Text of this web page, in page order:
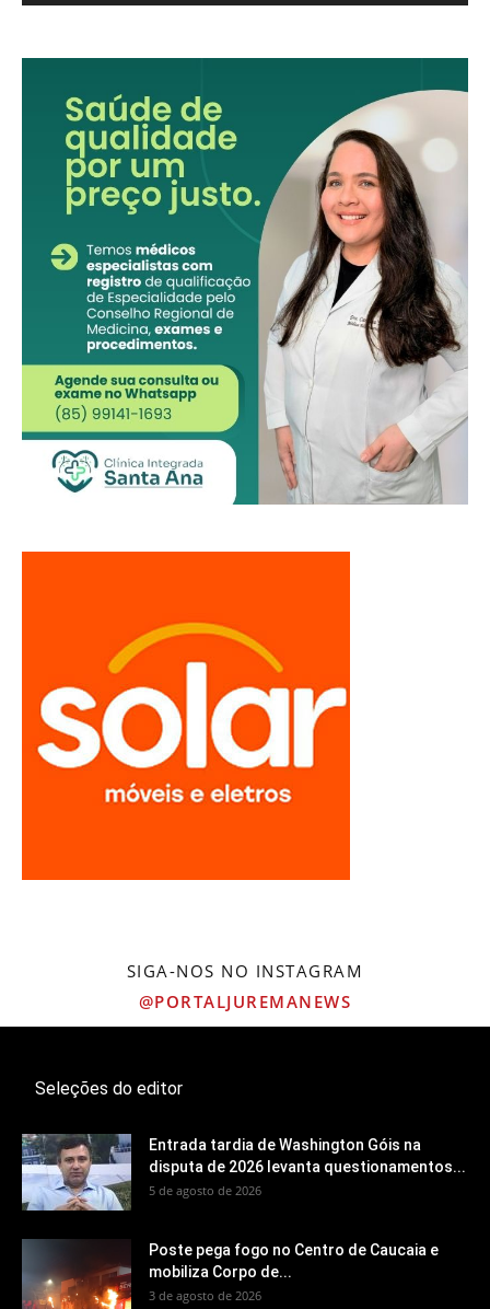
SIGA-NOS NO INSTAGRAM
@PORTALJUREMANEWS
Seleções do editor
Entrada tardia de Washington Góis na
disputa de 2026 levanta questionamentos...
5 de agosto de 2026
Poste pega fogo no Centro de Caucaia e
mobiliza Corpo de...
3 de agosto de 2026